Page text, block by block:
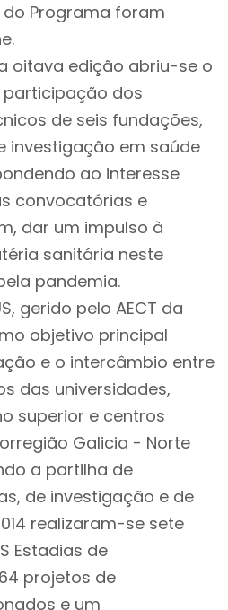
Programa foram
oitava edição abriu-se o
participação dos
de seis fundações,
investigação em saúde
ao interesse
convocatórias e
dar um impulso à
sanitária neste
pandemia.
gerido pelo AECT da
objetivo principal
e o intercâmbio entre
das universidades,
superior e centros
Galicia - Norte
a partilha de
de investigação e de
realizaram-se sete
Estadias de
projetos de
e um